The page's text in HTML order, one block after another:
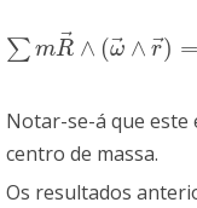
∑ mR⃗ ∧ (ω⃗ ∧ r⃗
) =
∑ mR→∧ (ω →∧r →) ∑
Notar-se-á que este
centro de massa.
Os resultados